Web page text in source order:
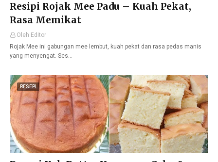
Resipi Rojak Mee Padu – Kuah Pekat,
Rasa Memikat
Oleh Editor
Rojak Mee ini gabungan mee lembut, kuah pekat dan rasa pedas manis
yang menyengat. Ses…
RESEPI